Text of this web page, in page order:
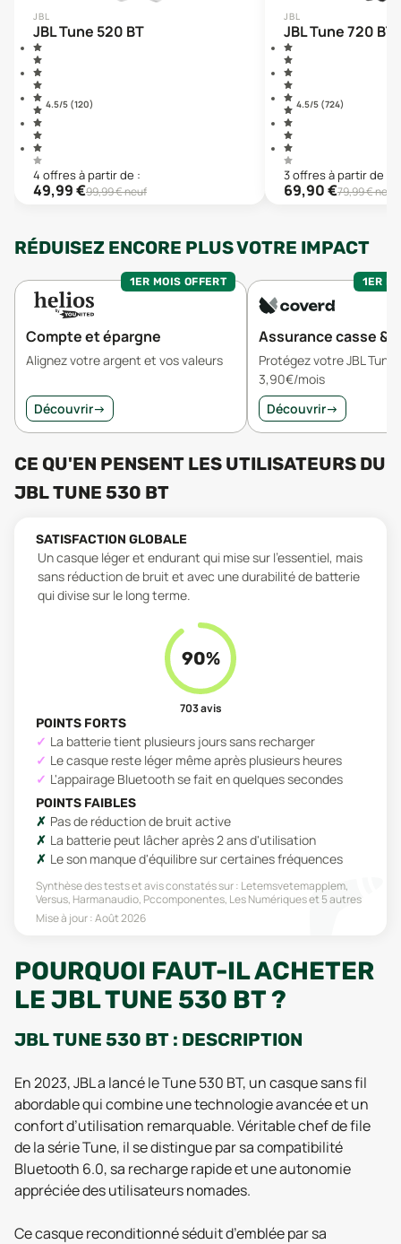
JBL
JBL Tune 520 BT
4.5/5 (120)
4 offresà partir de :
49,99€99,99€ neuf
JBL
JBL Tune 720 BT
4.5/5 (724)
3offresà partir de :
69,90€79,99€ neuf
RÉDUISEZ ENCORE PLUS VOTRE IMPACT
1ER MOIS OFFERT
Compte et épargne
Alignez votre argent et vos valeurs
Découvrir→
1ER
Assurance casse &
Protégez votre JBL Tune
3,90€/mois
Découvrir→
CE QU'EN PENSENT LES UTILISATEURS DU
JBL TUNE 530 BT
SATISFACTION GLOBALE
Un casque léger et endurant qui mise sur l'essentiel, mais
sans réduction de bruit et avec une durabilité de batterie
qui divise sur le long terme.
90%
703avis
POINTS FORTS
La batterie tient plusieurs jours sans recharger
Le casque reste léger même après plusieurs heures
L'appairage Bluetooth se fait en quelques secondes
POINTS FAIBLES
Pas de réduction de bruit active
La batterie peut lâcher après 2 ans d'utilisation
Le son manque d'équilibre sur certaines fréquences
Synthèse des tests et avis constatés sur : Letemsvetemapplem,
Versus, Harmanaudio, Pccomponentes, Les Numériqueset 5 autres
Mise à jour :Août 2026
POURQUOI FAUT-IL ACHETER
LE JBL TUNE 530 BT ?
JBL TUNE 530 BT : DESCRIPTION
En 2023, JBL a lancé le Tune 530 BT, un casque sans fil
abordable qui combine une technologie avancée et un
confort d’utilisation remarquable. Véritable chef de file
de la série Tune, il se distingue par sa compatibilité
Bluetooth 6.0, sa recharge rapide et une autonomie
appréciée des utilisateurs nomades.
Ce casque reconditionné séduit d’emblée par sa